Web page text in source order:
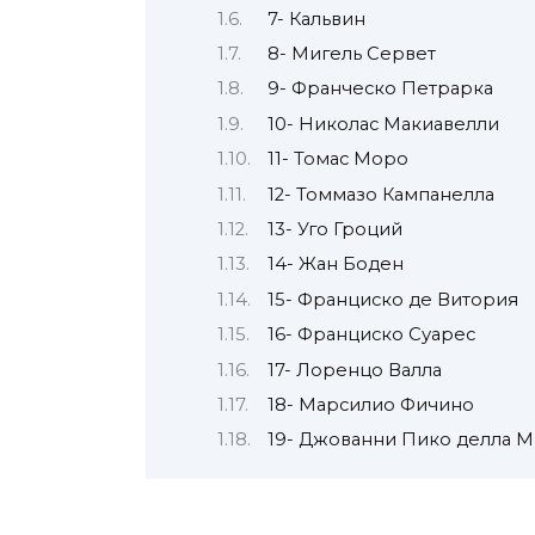
7- Кальвин
8- Мигель Сервет
9- Франческо Петрарка
10- Николас Макиавелли
11- Томас Моро
12- Томмазо Кампанелла
13- Уго Гроций
14- Жан Боден
15- Франциско де Витория
16- Франциско Суарес
17- Лоренцо Валла
18- Марсилио Фичино
19- Джованни Пико делла